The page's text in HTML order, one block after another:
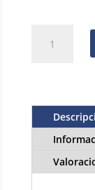
pastillas
,vitaminas
aminoácidos
+